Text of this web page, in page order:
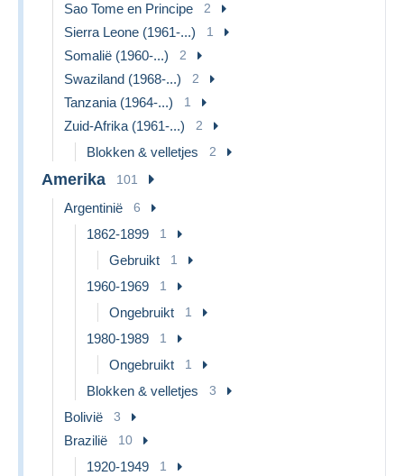
Sao Tome en Principe 2
Sierra Leone (1961-...) 1
Somalië (1960-...) 2
Swaziland (1968-...) 2
Tanzania (1964-...) 1
Zuid-Afrika (1961-...) 2
Blokken & velletjes 2
Amerika 101
Argentinië 6
1862-1899 1
Gebruikt 1
1960-1969 1
Ongebruikt 1
1980-1989 1
Ongebruikt 1
Blokken & velletjes 3
Bolivië 3
Brazilië 10
1920-1949 1